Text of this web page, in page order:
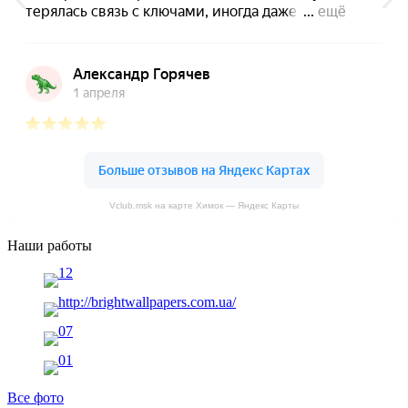
Проверка аккумуляторной батареи авто Volvo
Чистка клапана ЕГР автомобиля Volvo
Чистка испарителя кондиционера автомобиля Volvo
Чистка ЕГР автомобиля Volvo
Чистка автомобильного кондиционера Вольво
Зарядка АКБ автомобиля Volvo
Замена цепи ГРМ автомобиля Volvo
3амена фильтров автомобиля Volvo
Vclub.msk на карте Химок — Яндекс Карты
Наши работы
Все фото